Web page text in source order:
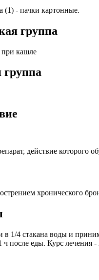
(1) - пачки картонные.
группа
при кашле
группа
действие которого
хронического
в 1/4 стакана воды и
ч после еды. Курс